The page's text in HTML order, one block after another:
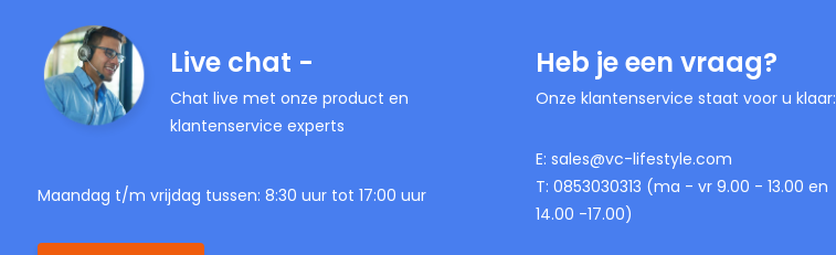
Live chat -
Chat live met onze product en
klantenservice experts
Maandag t/m vrijdag tussen: 8:30 uur tot 17:00 uur
Heb je een vraag?
Onze klantenservice staat voor u klaar:
E: sales@vc-lifestyle.com
T: 0853030313 (ma - vr 9.00 - 13.00 en
14.00 -17.00)